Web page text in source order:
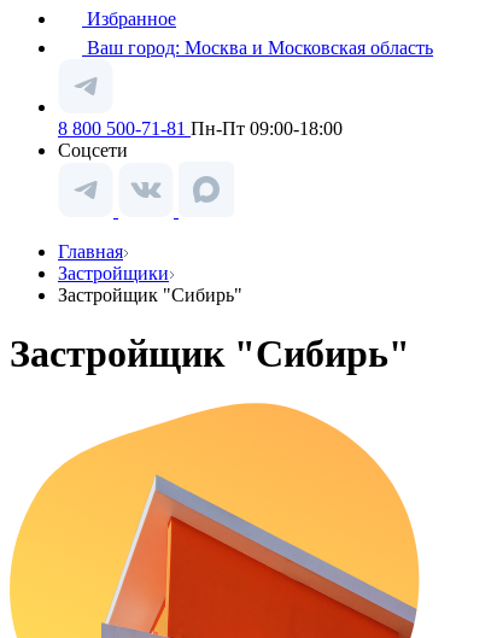
Избранное
Ваш город: Москва и Московская область
8 800 500-71-81 Пн-Пт 09:00-18:00
Соцсети
Главная
Застройщики
Застройщик "Сибирь"
Застройщик "Сибирь"